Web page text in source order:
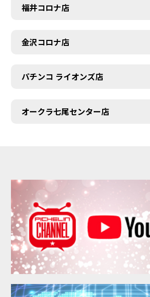
福井コロナ店
金沢コロナ店
パチンコ ライオンズ店
オークラ七尾センター店